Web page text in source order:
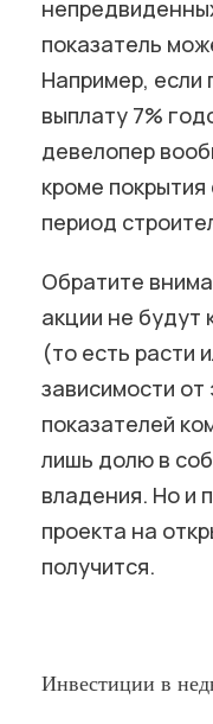
показатель
Например, если
выплату 7%
девелопер
кроме
период
Обратите
акции не будут
(то есть расти
зависимости
показателей
лишь долю в
владения. Но и
проекта на
получится.
Инвестиции в